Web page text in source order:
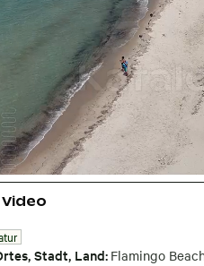
Stadt, Land: Flamingo